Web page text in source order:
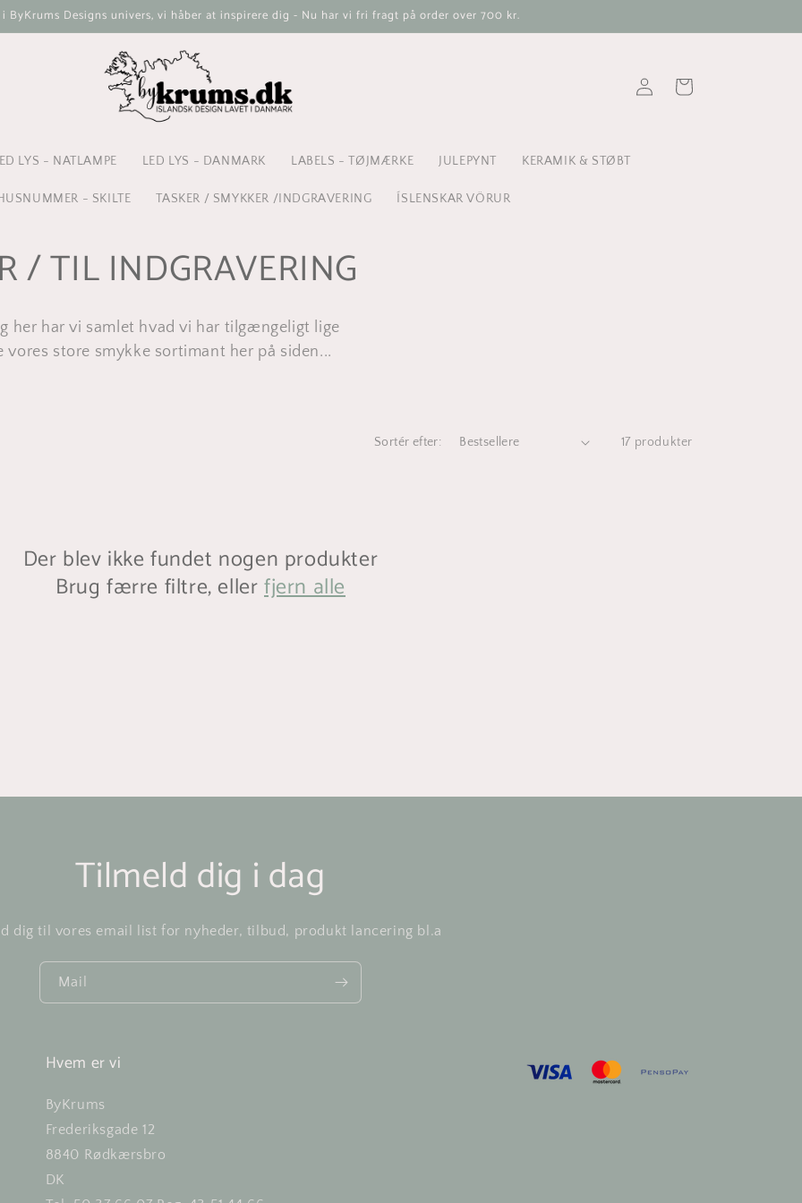
ByKrums Designs univers, vi håber at inspirere dig - Nu har vi fri fragt på order over 700 kr.
LYS - NATLAMPE LED LYS - DANMARK LABELS - TØJMÆRKE JULEPYNT KERAMIK & STØBT
- SKILTE TASKER / SMYKKER /INDGRAVERING ÍSLENSKAR VÖRUR
ind
Indkøbskurv
/ TIL INDGRAVERING
her har vi samlet hvad vi har tilgængeligt lige
store smykke sortimant her på siden...
Sortér efter: 17 produkter
Der blev ikke fundet nogen produkter
Brug færre filtre, ellerfjern alle
Tilmeld dig i dag
dig til vores email list for nyheder, tilbud, produkt lancering bl.a
Mail
Hvem er vi
ByKrums
Frederiksgade 12
8840 Rødkærsbro
DK